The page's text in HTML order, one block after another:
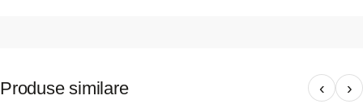
Produse similare ‹ ›